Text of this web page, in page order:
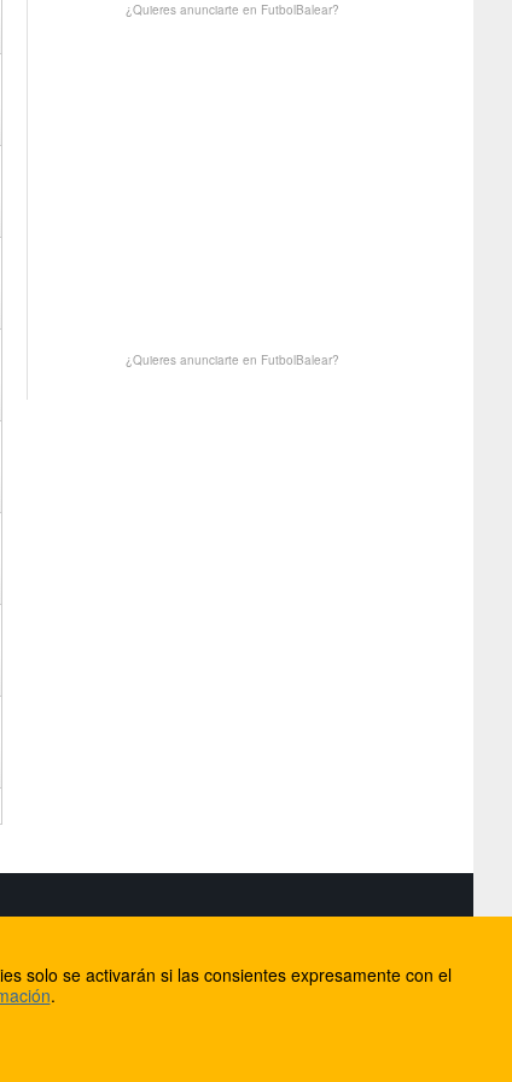
¿Quieres anunciarte en FutbolBalear?
¿Quieres anunciarte en FutbolBalear?
solo se activarán si las consientes expresamente con el
.